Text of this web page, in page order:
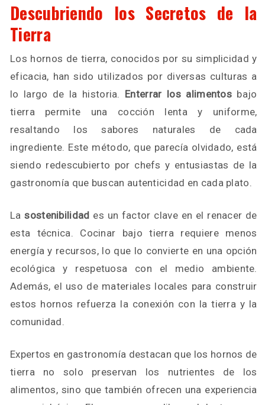
Descubriendo los Secretos de la
Tierra
Los hornos de tierra, conocidos por su simplicidad y
eficacia, han sido utilizados por diversas culturas a
lo largo de la historia. Enterrar los alimentos bajo
tierra permite una cocción lenta y uniforme,
resaltando los sabores naturales de cada
ingrediente. Este método, que parecía olvidado, está
siendo redescubierto por chefs y entusiastas de la
gastronomía que buscan autenticidad en cada plato.
Lasostenibilidad es un factor clave en el renacer de
esta técnica. Cocinar bajo tierra requiere menos
energía y recursos, lo que lo convierte en una opción
ecológica y respetuosa con el medio ambiente.
Además, el uso de materiales locales para construir
estos hornos refuerza la conexión con la tierra y la
comunidad.
Expertos en gastronomía destacan que los hornos de
tierra no solo preservan los nutrientes de los
alimentos, sino que también ofrecen una experiencia